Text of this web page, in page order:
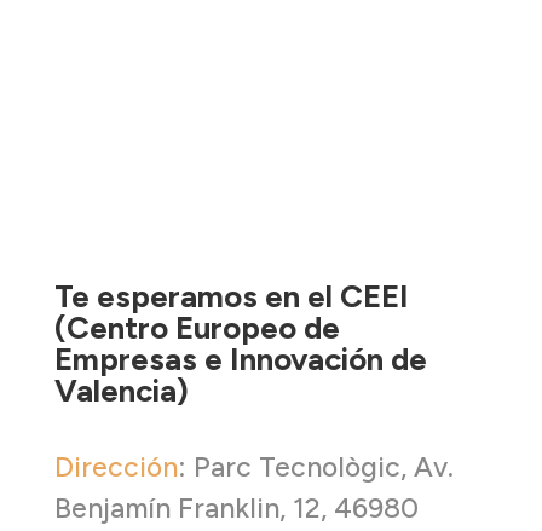
Te esperamos en el CEEI
(Centro Europeo de
Empresas e Innovación de
Valencia)
Dirección: Parc Tecnològic, Av.
Benjamín Franklin, 12, 46980